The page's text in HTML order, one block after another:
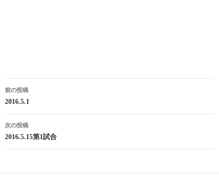
投
稿
ナ
ビ
ー
前の投稿
2016.5.1
次の投稿
2016.5.15第1試合